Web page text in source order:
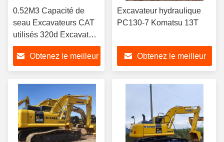
0.52M3 Capacité de
seau Excavateurs CAT
utilisés 320d Excavateur
utilisé Excavateur à bras
long Obtenez le meilleur
Excavateur hydraulique
PC130-7 Komatsu 13T
Obtenez le meilleur